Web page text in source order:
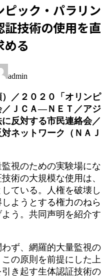
ック・パラリン
証技術の使用を直
める
admin
／２０２０「オリンピ
／ＪＣＡ―ＮＥＴ／アジ
反対する市民連絡会／
ネットワーク（ＮＡＪ
視のための実験場にな
術の大規模な使用は、
ている。人権を破壊し
ようとする権力のねら
う。共同声明を紹介す
ず、網羅的大量監視の
の原則を前提にした上
き起す生体認証技術の